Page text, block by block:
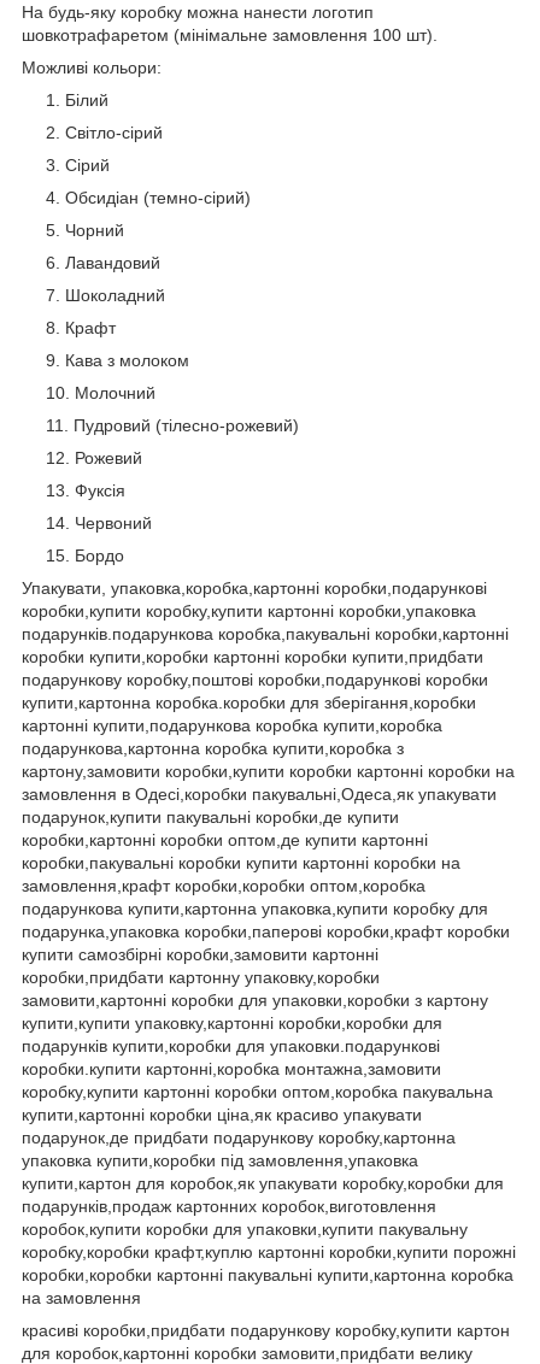
На будь-яку коробку можна нанести логотип
шовкотрафаретом (мінімальне замовлення 100 шт).
Можливі кольори:
Білий
Світло-сірий
Сірий
Обсидіан (темно-сірий)
Чорний
Лавандовий
Шоколадний
Крафт
Кава з молоком
Молочний
Пудровий (тілесно-рожевий)
Рожевий
Фуксія
Червоний
Бордо
Упакувати, упаковка,коробка,картонні коробки,подарункові
коробки,купити коробку,купити картонні коробки,упаковка
подарунків.подарункова коробка,пакувальні коробки,картонні
коробки купити,коробки картонні коробки купити,придбати
подарункову коробку,поштові коробки,подарункові коробки
купити,картонна коробка.коробки для зберігання,коробки
картонні купити,подарункова коробка купити,коробка
подарункова,картонна коробка купити,коробка з
картону,замовити коробки,купити коробки картонні коробки на
замовлення в Одесі,коробки пакувальні,Одеса,як упакувати
подарунок,купити пакувальні коробки,де купити
коробки,картонні коробки оптом,де купити картонні
коробки,пакувальні коробки купити картонні коробки на
замовлення,крафт коробки,коробки оптом,коробка
подарункова купити,картонна упаковка,купити коробку для
подарунка,упаковка коробки,паперові коробки,крафт коробки
купити самозбірні коробки,замовити картонні
коробки,придбати картонну упаковку,коробки
замовити,картонні коробки для упаковки,коробки з картону
купити,купити упаковку,картонні коробки,коробки для
подарунків купити,коробки для упаковки.подарункові
коробки.купити картонні,коробка монтажна,замовити
коробку,купити картонні коробки оптом,коробка пакувальна
купити,картонні коробки ціна,як красиво упакувати
подарунок,де придбати подарункову коробку,картонна
упаковка купити,коробки під замовлення,упаковка
купити,картон для коробок,як упакувати коробку,коробки для
подарунків,продаж картонних коробок,виготовлення
коробок,купити коробки для упаковки,купити пакувальну
коробку,коробки крафт,куплю картонні коробки,купити порожні
коробки,коробки картонні пакувальні купити,картонна коробка
на замовлення
красиві коробки,придбати подарункову коробку,купити картон
для коробок,картонні коробки замовити,придбати велику